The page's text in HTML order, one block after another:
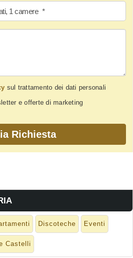
, 1 camere *
sul trattamento dei dati personali
e offerte di marketing
Discoteche Eventi
Castelli